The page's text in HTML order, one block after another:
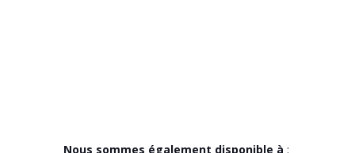
Nous sommes également disponible à :